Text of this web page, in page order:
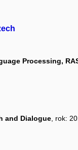
Processing,
and Dialogue , rok: